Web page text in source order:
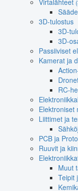
Virtalähteet
3D-tulostus
3D-
3D-
Passiiviset
Kamerat ja
RC-
Elektroniset
Liittimet ja
PCB ja
Ruuvit ja
Muut
Teipit